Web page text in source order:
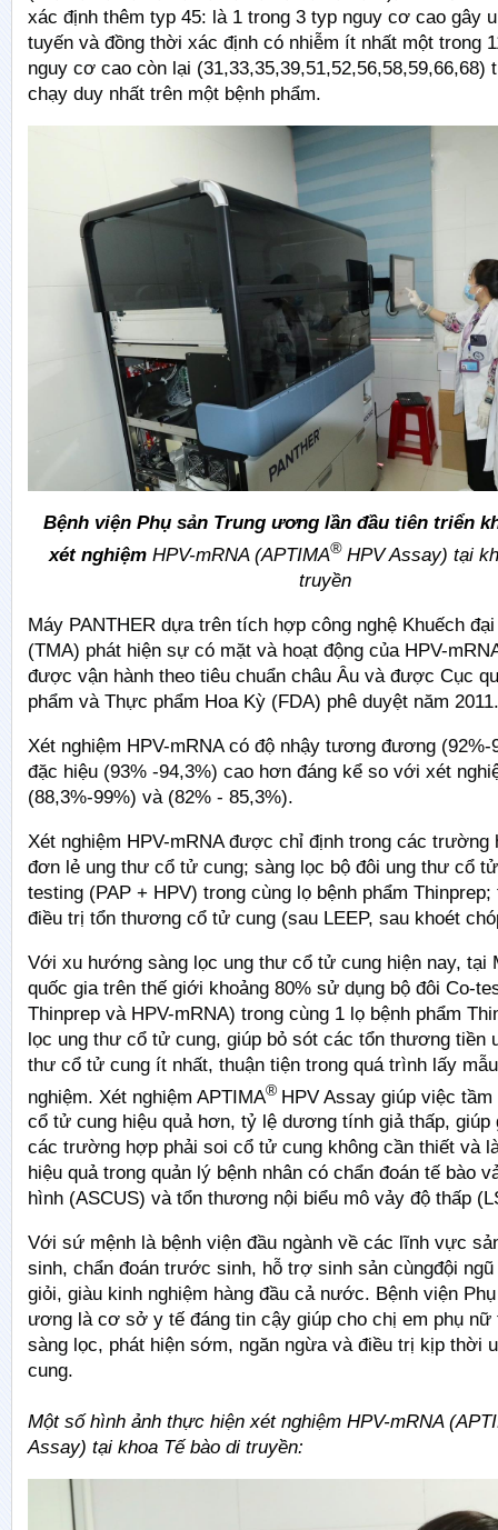
xác định thêm typ 45: là 1 trong 3 typ nguy cơ cao gây
tuyến và đồng thời xác định có nhiễm ít nhất một trong
nguy cơ cao còn lại (31,33,35,39,51,52,56,58,59,66,68)
chạy duy nhất trên một bệnh phẩm.
Bệnh viện Phụ sản Trung ương lần đầu tiên triển
xét nghiệm HPV-mRNA (APTIMA®HPV Assay) tại
truyền
Máy PANTHER dựa trên tích hợp công nghệ Khuếch
(TMA) phát hiện sự có mặt và hoạt động của HPV­-
được vận hành theo tiêu chuẩn châu Âu và được Cục
phẩm và Thực phẩm Hoa Kỳ (FDA) phê duyệt năm
Xét nghiệm HPV-mRNA có độ nhậy tương đương (92%-
đặc hiệu (93% -94,3%) cao hơn đáng kể so với xét
(88,3%-99%) và (82% - 85,3%).
Xét nghiệm HPV-mRNA được chỉ định trong các trường
đơn lẻ ung thư cổ tử cung; sàng lọc bộ đôi ung thư cổ
testing (PAP + HPV) trong cùng lọ bệnh phẩm Thinprep;
điều trị tổn thương cổ tử cung (sau LEEP, sau khoét
Với xu hướng sàng lọc ung thư cổ tử cung hiện nay, tại
quốc gia trên thế giới khoảng 80% sử dụng bộ đôi Co-
Thinprep và HPV-mRNA) trong cùng 1 lọ bệnh phẩm
lọc ung thư cổ tử cung, giúp bỏ sót các tổn thương tiền
thư cổ tử cung ít nhất, thuận tiện trong quá trình lấy
nghiệm. Xét nghiệm APTIMA® HPV Assay giúp việc
cổ tử cung hiệu quả hơn, tỷ lệ dương tính giả thấp, giúp
các trường hợp phải soi cổ tử cung không cần thiết và
hiệu quả trong quản lý bệnh nhân có chẩn đoán tế bào
hình (ASCUS) và tổn thương nội biểu mô vảy độ thấp
Với sứ mệnh là bệnh viện đầu ngành về các lĩnh vực
sinh, chẩn đoán trước sinh, hỗ trợ sinh sản cùngđội ngũ
giỏi, giàu kinh nghiệm hàng đầu cả nước. Bệnh viện
ương là cơ sở y tế đáng tin cậy giúp cho chị em phụ nữ
sàng lọc, phát hiện sớm, ngăn ngừa và điều trị kịp thời
cung.
Một số hình ảnh thực hiện xét nghiệm HPV-mRNA
Assay) tại khoa Tế bào di truyền: